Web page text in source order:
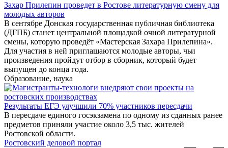
Захар Прилепин проведет в Ростове литературную смену для
молодых авторов
В сентябре Донская государственная публичная библиотека
(ДГПБ) станет центральной площадкой очной литературной
смены, которую проведёт «Мастерская Захара Прилепина».
Для участия в ней приглашаются молодые авторы, чьи
произведения пройдут отбор в сборник, который будет
выпущен до конца года.
Образование, наука
Результаты ЕГЭ улучшили 70% участников пересдачи
В пересдаче единого госэкзамена по одному из сданных ранее
предметов приняли участие около 3,5 тыс. жителей
Ростовской области.
Ростовский деловой портал